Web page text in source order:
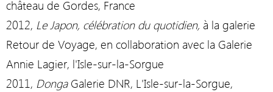
château de Gordes, France
2012, Le Japon, célébration du quotidien, à la galerie
Retour de Voyage, en collaboration avec la Galerie
Annie Lagier, l'Isle-sur-la-Sorgue
2011, Donga Galerie DNR, L'Isle-sur-la-Sorgue,